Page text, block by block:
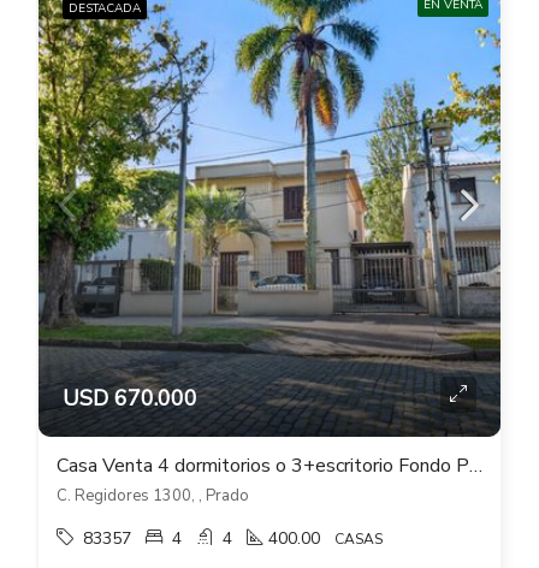
DESTACADA EN VENTA
USD 670.000
Casa Venta 4 dormitorios o 3+escritorio Fondo Piscina Bbcoa Gge en Prado
C. Regidores 1300, , Prado
83357 4 4 400.00 CASAS